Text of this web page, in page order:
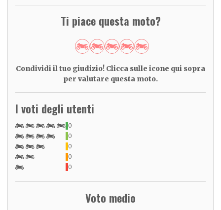
Ti piace questa moto?
Condividi il tuo giudizio! Clicca sulle icone qui sopra
per valutare questa moto.
I voti degli utenti
0
0
0
0
0
Voto medio